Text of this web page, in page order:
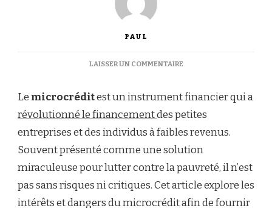
PAUL
LAISSER UN COMMENTAIRESUR
ET
DANGERS
DU
MICROCRÉDIT
UNE
ANALYSE
Le microcréditest un instrument financier qui a
révolutionné le financementdes petites
entreprises et des individus à faibles revenus.
Souvent présenté comme une solution
miraculeuse pour lutter contre la pauvreté, il n’est
pas sans risques ni critiques. Cet article explore les
intérêts et dangers du microcrédit afin de fournir